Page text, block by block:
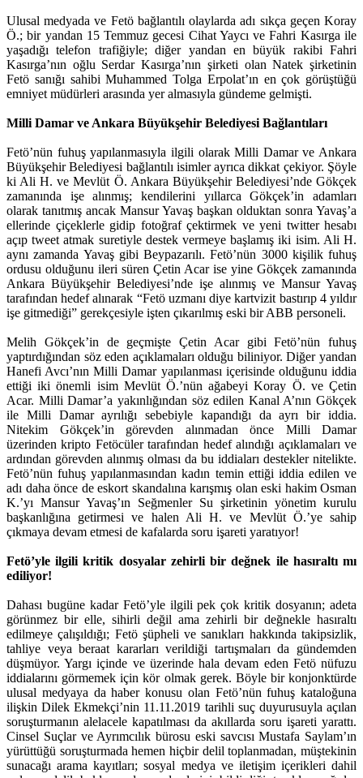
Ulusal medyada ve Fetö bağlantılı olaylarda adı sıkça geçen Koray
Ö.; bir yandan 15 Temmuz gecesi Cihat Yaycı ve Fahri Kasırga ile
yaşadığı telefon trafiğiyle; diğer yandan en büyük rakibi Fahri
Kasırga’nın oğlu Serdar Kasırga’nın şirketi olan Natek şirketinin
Fetö sanığı sahibi Muhammed Tolga Erpolat’ın en çok görüştüğü
emniyet müdürleri arasında yer almasıyla gündeme gelmişti.
Milli Damar ve Ankara Büyükşehir Belediyesi Bağlantıları
Fetö’nün fuhuş yapılanmasıyla ilgili olarak Milli Damar ve Ankara
Büyükşehir Belediyesi bağlantılı isimler ayrıca dikkat çekiyor. Şöyle
ki Ali H. ve Mevlüt Ö. Ankara Büyükşehir Belediyesi’nde Gökçek
zamanında işe alınmış; kendilerini yıllarca Gökçek’in adamları
olarak tanıtmış ancak Mansur Yavaş başkan olduktan sonra Yavaş’a
ellerinde çiçeklerle gidip fotoğraf çektirmek ve yeni twitter hesabı
açıp tweet atmak suretiyle destek vermeye başlamış iki isim. Ali H.
aynı zamanda Yavaş gibi Beypazarılı. Fetö’nün 3000 kişilik fuhuş
ordusu olduğunu ileri süren Çetin Acar ise yine Gökçek zamanında
Ankara Büyükşehir Belediyesi’nde işe alınmış ve Mansur Yavaş
tarafından hedef alınarak “Fetö uzmanı diye kartvizit bastırıp 4 yıldır
işe gitmediği” gerekçesiyle işten çıkarılmış eski bir ABB personeli.
Melih Gökçek’in de geçmişte Çetin Acar gibi Fetö’nün fuhuş
yaptırdığından söz eden açıklamaları olduğu biliniyor. Diğer yandan
Hanefi Avcı’nın Milli Damar yapılanması içerisinde olduğunu iddia
ettiği iki önemli isim Mevlüt Ö.’nün ağabeyi Koray Ö. ve Çetin
Acar. Milli Damar’a yakınlığından söz edilen Kanal A’nın Gökçek
ile Milli Damar ayrılığı sebebiyle kapandığı da ayrı bir iddia.
Nitekim Gökçek’in görevden alınmadan önce Milli Damar
üzerinden kripto Fetöcüler tarafından hedef alındığı açıklamaları ve
ardından görevden alınmış olması da bu iddiaları destekler nitelikte.
Fetö’nün fuhuş yapılanmasından kadın temin ettiği iddia edilen ve
adı daha önce de eskort skandalına karışmış olan eski hakim Osman
K.’yı Mansur Yavaş’ın Seğmenler Su şirketinin yönetim kurulu
başkanlığına getirmesi ve halen Ali H. ve Mevlüt Ö.’ye sahip
çıkmaya devam etmesi de kafalarda soru işareti yaratıyor!
Fetö’yle ilgili kritik dosyalar zehirli bir değnek ile hasıraltı mı
ediliyor!
Dahası bugüne kadar Fetö’yle ilgili pek çok kritik dosyanın; adeta
görünmez bir elle, sihirli değil ama zehirli bir değnekle hasıraltı
edilmeye çalışıldığı; Fetö şüpheli ve sanıkları hakkında takipsizlik,
tahliye veya beraat kararları verildiği tartışmaları da gündemden
düşmüyor. Yargı içinde ve üzerinde hala devam eden Fetö nüfuzu
iddialarını görmemek için kör olmak gerek. Böyle bir konjonktürde
ulusal medyaya da haber konusu olan Fetö’nün fuhuş kataloğuna
ilişkin Dilek Ekmekçi’nin 11.11.2019 tarihli suç duyurusuyla açılan
soruşturmanın alelacele kapatılması da akıllarda soru işareti yarattı.
Cinsel Suçlar ve Ayrımcılık bürosu eski savcısı Mustafa Saylam’ın
yürüttüğü soruşturmada hemen hiçbir delil toplanmadan, müştekinin
sunacağı arama kayıtları; sosyal medya ve iletişim içerikleri dahil